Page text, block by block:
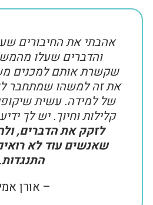
אהבתי את החיבורים
והדברים שעלו
שקשרת אותם למכנים
את זה למשהו שמתחבר
של למידה. עשית
קלילות וחיוך. יש לך
לזקק את הדברים,
שאנשים עוד לא
התנגדות.
– אורן